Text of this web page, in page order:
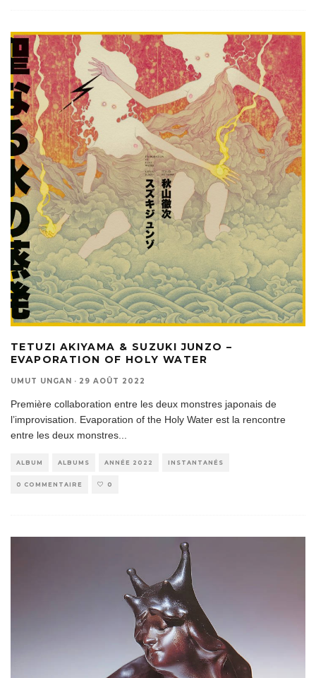
TETUZI AKIYAMA & SUZUKI JUNZO –
EVAPORATION OF HOLY WATER
UMUT UNGAN · 29 AOÛT 2022
Première collaboration entre les deux monstres japonais de
l’improvisation. Evaporation of the Holy Water est la rencontre
entre les deux monstres...
ALBUM ALBUMS ANNÉE 2022 INSTANTANÉS
0 COMMENTAIRE 0